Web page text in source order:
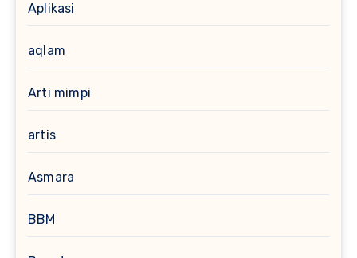
Aplikasi
aqlam
Arti mimpi
artis
Asmara
BBM